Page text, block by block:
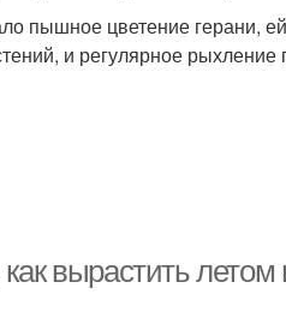
пышное цветение герани, ей
и регулярное рыхление
вырастить летом